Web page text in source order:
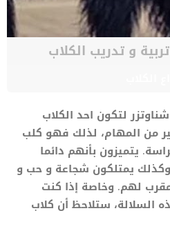
تربية و تدريب الكلاب
لتكون احد الكلاب
من المهام، لذلك فهو كلب
يتميزون بأنهم دائما
يمتلكون شجاعة و حب و
لهم. وخاصة إذا كنت
السلالة، ستلاحظ أن كلاب